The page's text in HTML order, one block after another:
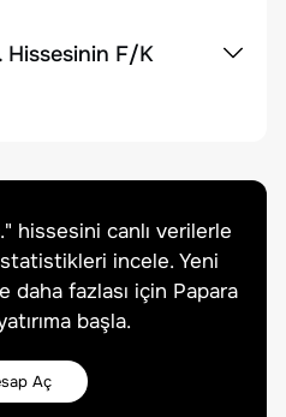
Hissesinin F/K
" hissesini canlı verilerle
incele. Yeni
fazlası için Papara
başla.
Aç